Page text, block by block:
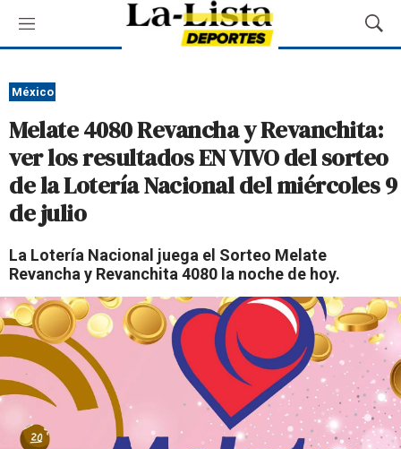
M
e
ú
M
o
a
r
B
ú
a
México
Melate 4080 Revancha y Revanchita:
ver los resultados EN VIVO del sorteo
de la Lotería Nacional del miércoles 9
de julio
La Lotería Nacional juega el Sorteo Melate
Revancha y Revanchita 4080 la noche de hoy.